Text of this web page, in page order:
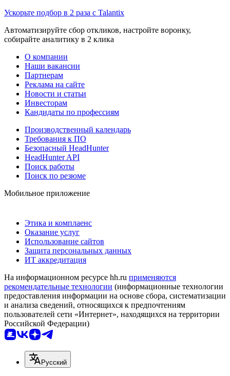
Ускорьте подбор в 2 раза с Talantix
Автоматизируйте сбор откликов, настройте воронку,
собирайте аналитику в 2 клика
О компании
Наши вакансии
Партнерам
Реклама на сайте
Новости и статьи
Инвесторам
Кандидаты по профессиям
Производственный календарь
Требования к ПО
Безопасный HeadHunter
HeadHunter API
Поиск работы
Поиск по резюме
Мобильное приложение
Этика и комплаенс
Оказание услуг
Использование сайтов
Защита персональных данных
ИТ аккредитация
На информационном ресурсе hh.ru применяются
рекомендательные технологии (информационные технологии
предоставления информации на основе сбора, систематизации
и анализа сведений, относящихся к предпочтениям
пользователей сети «Интернет», находящихся на территории
Российской Федерации)
Русский